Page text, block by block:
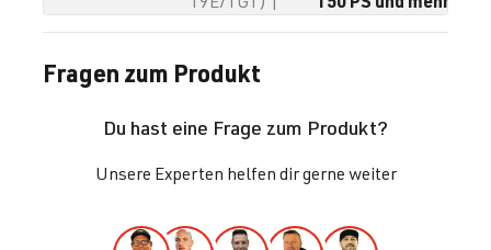
BJ 1983-1992
Golf
BJ 1991-1997
150 PS und mehr
IV (Typ 1J) |
1.8T
(110 kW)
Fragen zum Produkt
Du hast eine Frage zum Produkt?
Unsere Experten helfen dir gerne weiter